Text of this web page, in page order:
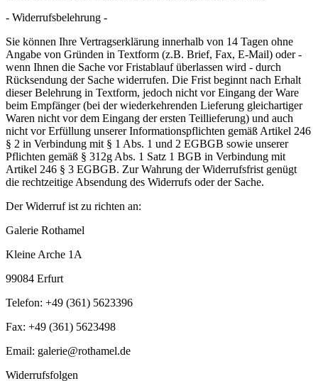
- Widerrufsbelehrung -
Sie können Ihre Vertragserklärung innerhalb von 14 Tagen ohne
Angabe von Gründen in Textform (z.B. Brief, Fax, E-Mail) oder -
wenn Ihnen die Sache vor Fristablauf überlassen wird - durch
Rücksendung der Sache widerrufen. Die Frist beginnt nach Erhalt
dieser Belehrung in Textform, jedoch nicht vor Eingang der Ware
beim Empfänger (bei der wiederkehrenden Lieferung gleichartiger
Waren nicht vor dem Eingang der ersten Teillieferung) und auch
nicht vor Erfüllung unserer Informationspflichten gemäß Artikel 246
§ 2 in Verbindung mit § 1 Abs. 1 und 2 EGBGB sowie unserer
Pflichten gemäß § 312g Abs. 1 Satz 1 BGB in Verbindung mit
Artikel 246 § 3 EGBGB. Zur Wahrung der Widerrufsfrist genügt
die rechtzeitige Absendung des Widerrufs oder der Sache.
Der Widerruf ist zu richten an:
Galerie Rothamel
Kleine Arche 1A
99084 Erfurt
Telefon: +49 (361) 5623396
Fax: +49 (361) 5623498
Email: galerie@rothamel.de
Widerrufsfolgen